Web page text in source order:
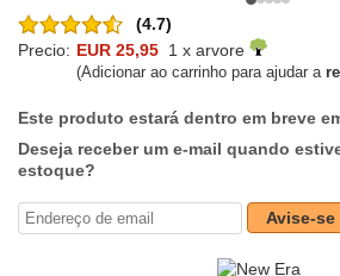
(4.7)
Precio: EUR 25,95 1 x arvore
(Adicionar ao carrinho para ajudar a
Este produto estará dentro em breve
Deseja receber um e-mail quando
estoque?
Avise-se